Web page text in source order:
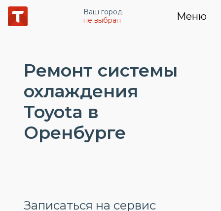
Ваш город
не выбран
Меню
Ремонт системы
охлаждения
Toyota в
Оренбурге
Записаться на сервис